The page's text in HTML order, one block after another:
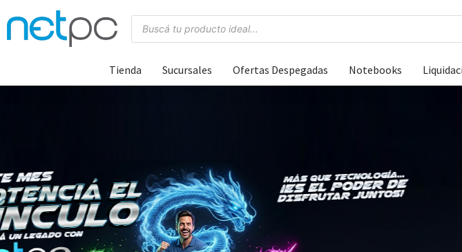
Tienda Sucursales Ofertas Despegadas Notebooks